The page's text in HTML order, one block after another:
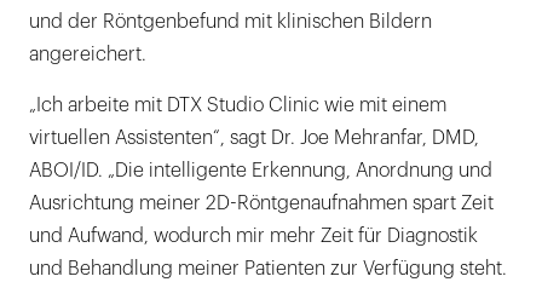
und der Röntgenbefund mit klinischen Bildern
angereichert.
„Ich arbeite mit DTX Studio Clinic wie mit einem
virtuellen Assistenten“, sagt Dr. Joe Mehranfar, DMD,
ABOI/ID. „Die intelligente Erkennung, Anordnung und
Ausrichtung meiner 2D-Röntgenaufnahmen spart Zeit
und Aufwand, wodurch mir mehr Zeit für Diagnostik
und Behandlung meiner Patienten zur Verfügung steht.